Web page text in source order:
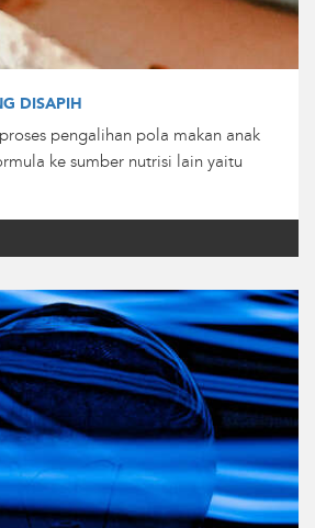
DISAPIH
pengalihan pola makan anak
ke sumber nutrisi lain yaitu